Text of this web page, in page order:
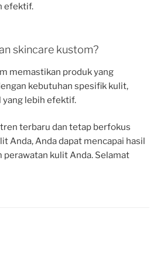
efektif.
skincare kustom?
memastikan produk yang
kebutuhan spesifik kulit,
yang lebih efektif.
terbaru dan tetap berfokus
Anda, Anda dapat mencapai hasil
perawatan kulit Anda. Selamat